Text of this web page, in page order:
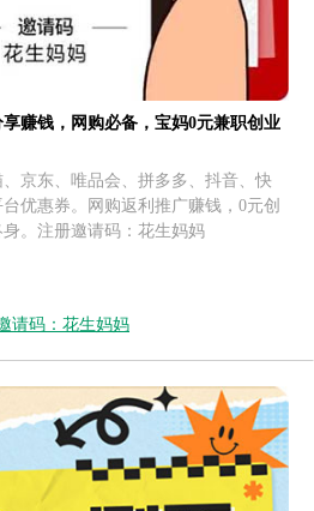
赚钱，网购必备，宝妈0元兼职创业
京东、唯品会、拼多多、抖音、快
优惠券。网购返利推广赚钱，0元创
。注册邀请码：花生妈妈
请码：花生妈妈